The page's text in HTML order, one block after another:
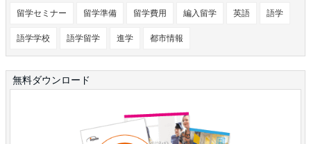
留学セミナー 留学準備 留学費用 編入留学 英語 語学
語学学校 語学留学 進学 都市情報
無料ダウンロード